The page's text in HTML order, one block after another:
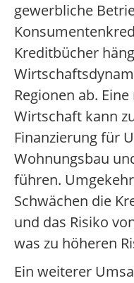
gewerbliche
Kreditbücher
Regionen ab.
Wirtschaft kann
Finanzierung für
Wohnungsbau
führen.
Schwächen die
und das Risiko
was zu höheren
Ein weiterer